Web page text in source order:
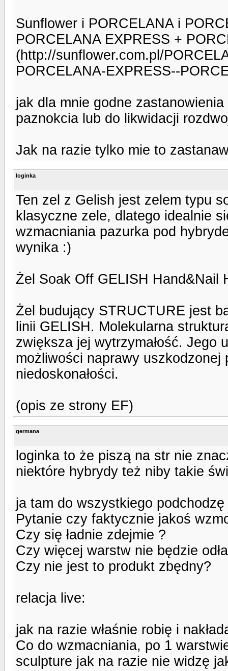
Sunflower i PORCELANA i
PORCELANA EXPRESS +
(http://sunflower.com.pl/
PORCELANA-EXPRESS--
jak dla mnie godne
paznokcia lub do likwidacji
Jak na razie tylko mie to
loginka
Ten zel z Gelish jest zelem typu
klasyczne zele, dlatego idealnie
wzmacniania pazurka pod
wynika :)
Żel Soak Off GELISH Hand&Nail
Żel budujący STRUCTURE jest
linii GELISH. Molekularna
zwiększa jej wytrzymałość. Jego
możliwości naprawy uszkodzonej
niedoskonałości.
(opis ze strony EF)
germana
loginka to że piszą na str nie
niektóre hybrydy też niby takie
ja tam do wszystkiego
Pytanie czy faktycznie jakoś
Czy się ładnie zdejmie ?
Czy więcej warstw nie będzie
Czy nie jest to produkt zbędny?
relacja live:
jak na razie właśnie robię i
Co do wzmacniania, po 1
sculpture jak na razie nie widzę